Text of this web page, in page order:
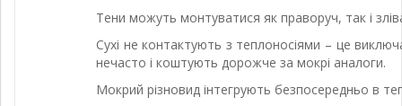
Тени можуть монтуватися як праворуч, так і
Сухі не контактують з теплоносіями – це
нечасто і коштують дорожче за мокрі аналоги.
Мокрий різновид інтегрують безпосередньо в